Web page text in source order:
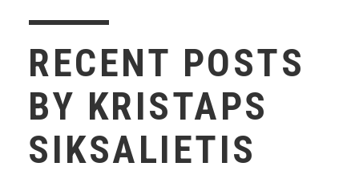
RECENT POSTS
BY KRISTAPS
SIKSALIETIS